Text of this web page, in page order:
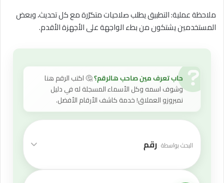
ملاحظة عملية: التطبيق يطلب صلاحيات متكرّرة مع كل تحديث، وبعض
المستخدمين يشتكون من بطء الواجهة على الأجهزة الأقدم.
حاب تعرف مين صاحب هالرقم؟🤔 اكتب الرقم هنا
وشوف اسمه وكل الأسماء المسجلة له في دليل
نمبروزو العملاق! خدمة كاشف الأرقام الأفضل.
البحث بواسطة رقم